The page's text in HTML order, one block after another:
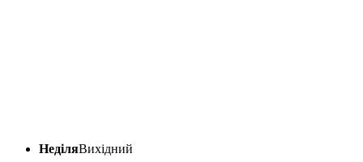
НеділяВихідний